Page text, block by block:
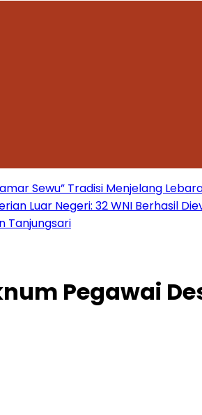
Sewu” Tradisi Menjelang
Luar Negeri: 32 WNI Berhasil
Tanjungsari
Pegawai